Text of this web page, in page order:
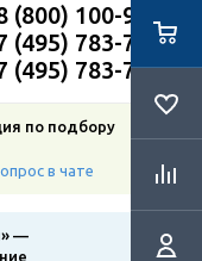
(800) 100-91-12
(495) 783-72-87
(495) 783-72-87
по подбору
в чате
—